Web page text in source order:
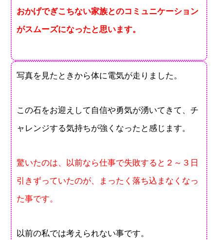
おかげでぎこちない家族とのコミュニケーション
がスムーズになったと思います。
写真を見たときから体に電気が走りました。
この石をお迎えして自信や勇気が湧いてきて、チ
ャレンジする気持ちが強くなったと感じます。
驚いたのは、以前なら仕事で失敗すると２～３日
引きずっていたのが、まったく落ち込まなくなっ
た事です。
以前の私では考えられない事です。